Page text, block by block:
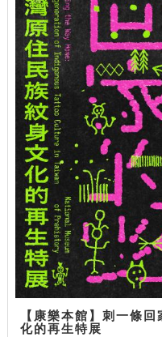
【康樂本館】刺一條
化的再生特展